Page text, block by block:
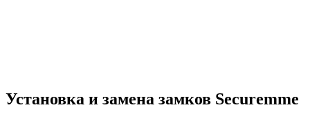
Установка и замена замков Securemme